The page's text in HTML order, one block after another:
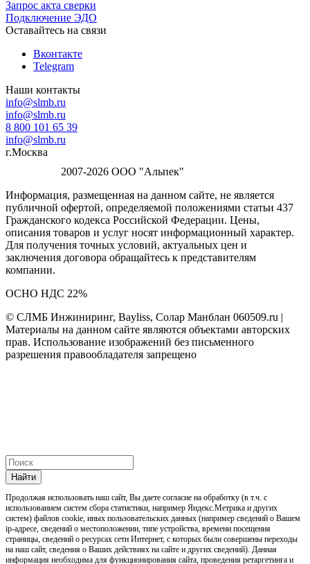
Запрос акта сверки
Подключение ЭДО
Оставайтесь на связи
Вконтакте
Telegram
Наши контакты
info@slmb.ru
info@slmb.ru
8 800 101 65 39
info@slmb.ru
г.Москва
2007-2026 ООО "Альпек"
Информация, размещенная на данном сайте, не является
публичной офертой, определяемой положениями статьи 437
Гражданского кодекса Российской Федерации. Цены,
описания товаров и услуг носят информационный характер.
Для получения точных условий, актуальных цен и
заключения договора обращайтесь к представителям
компании.
ОСНО НДС 22%
© СЛМБ Инжиниринг, Bayliss, Солар Манблан 060509.ru |
Материалы на данном сайте являются объектами авторских
прав. Использование изображений без письменного
разрешения правообладателя запрещено
Найти
Продолжая использовать наш cайт, Вы даете согласие на обработку (в т.ч. с
использованием систем сбора статистики, например Яндекс.Метрика и других
систем) файлов cookie, иных пользовательских данных (например сведений о Вашем
ip-адресе, сведений о местоположении, типе устройства, времени посещения
страницы, сведений о ресурсах сети Интернет, с которых были совершены переходы
на наш сайт, сведения о Ваших действиях на сайте и других сведений). Данная
информация необходима для функционирования сайта, проведения ретаргетинга и